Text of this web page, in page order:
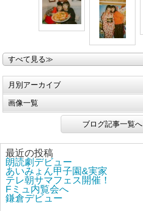
すべて見る≫
月別アーカイブ
画像一覧
ブログ記事一覧へ
最近の投稿
朗読劇デビュー
あいみょん甲子園&実家
テレ朝サマフェス開催！
Fミュ内覧会へ
鎌倉デビュー